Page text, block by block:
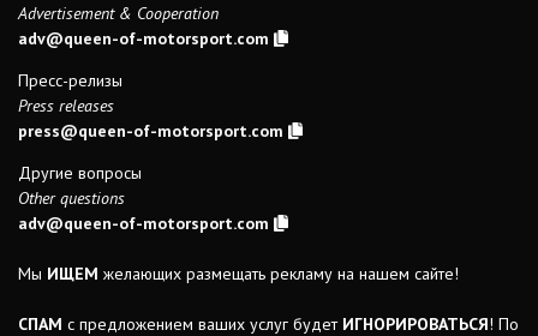
Advertisement & Cooperation
adv@queen-of-motorsport.com
Пресс-релизы
Press releases
press@queen-of-motorsport.com
Другие вопросы
Other questions
adv@queen-of-motorsport.com
Мы ИЩЕМ желающих размещать рекламу на нашем сайте!
СПАМ с предложением ваших услуг будет ИГНОРИРОВАТЬСЯ! По